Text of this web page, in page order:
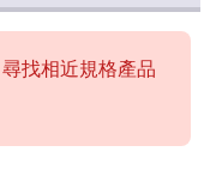
找相近規格產品